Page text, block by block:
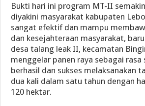
Bukti hari ini program MT-II
diyakini masyarakat kabupaten
sangat efektif dan mampu
dan kesejahteraan masyarakat,
desa talang leak II, kecamatan
menggelar panen raya sebagai rasa
berhasil dan sukses melaksanakan
dua kali dalam satu tahun dengan
120 hektar.